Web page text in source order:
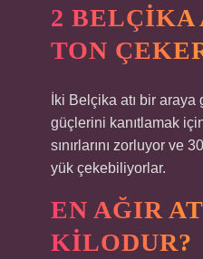
2 BELÇIKA
TON
İki Belçika atı bir
güçlerini kanıtlamak
sınırlarını zorluyor ve
yük çekebiliyorlar.
EN AĞIR
KILODUR?